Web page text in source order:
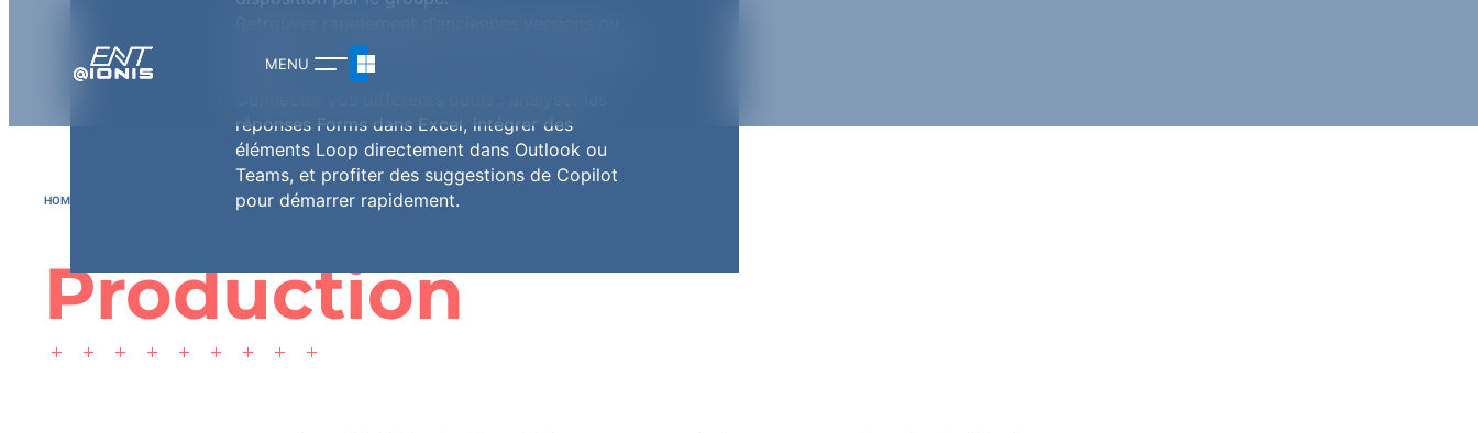
HOME
Production
comparer les modifications dans vos documents
Word.
réponses Forms dans Excel, intégrer des
éléments Loop directement dans Outlook ou
Teams, et profiter des suggestions de Copilot
pour démarrer rapidement.